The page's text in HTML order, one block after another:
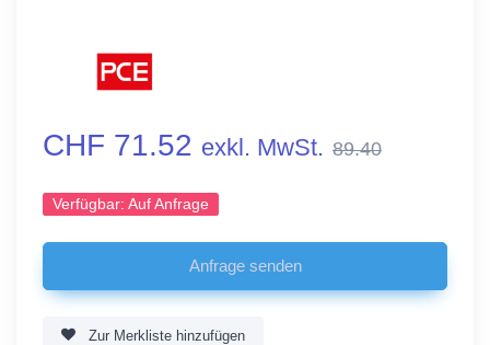
CHF 71.52 exkl. MwSt. 89.40
Verfügbar: Auf Anfrage
Zur Merkliste hinzufügen